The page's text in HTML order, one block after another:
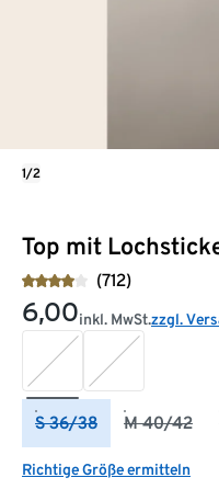
Top mit
(712)
6,00inkl. MwSt.zzgl.
S 36/38 M 40/42
Richtige Größe ermitteln
1/2